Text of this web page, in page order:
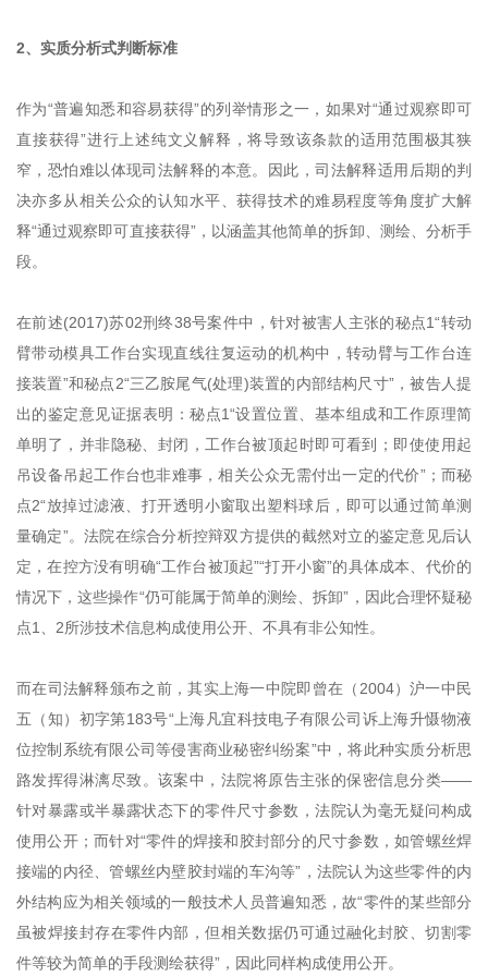
2、实质分析式判断标准
作为“普遍知悉和容易获得”的列举情形之一，如果对“通过观察即可
直接获得”进行上述纯文义解释，将导致该条款的适用范围极其狭
窄，恐怕难以体现司法解释的本意。因此，司法解释适用后期的判
决亦多从相关公众的认知水平、获得技术的难易程度等角度扩大解
释“通过观察即可直接获得”，以涵盖其他简单的拆卸、测绘、分析手
段。
在前述(2017)苏02刑终38号案件中，针对被害人主张的秘点1“转动
臂带动模具工作台实现直线往复运动的机构中，转动臂与工作台连
接装置”和秘点2“三乙胺尾气(处理)装置的内部结构尺寸”，被告人提
出的鉴定意见证据表明：秘点1“设置位置、基本组成和工作原理简
单明了，并非隐秘、封闭，工作台被顶起时即可看到；即使使用起
吊设备吊起工作台也非难事，相关公众无需付出一定的代价”；而秘
点2“放掉过滤液、打开透明小窗取出塑料球后，即可以通过简单测
量确定”。法院在综合分析控辩双方提供的截然对立的鉴定意见后认
定，在控方没有明确“工作台被顶起”“打开小窗”的具体成本、代价的
情况下，这些操作“仍可能属于简单的测绘、拆卸”，因此合理怀疑秘
点1、2所涉技术信息构成使用公开、不具有非公知性。
而在司法解释颁布之前，其实上海一中院即曾在（2004）沪一中民
五（知）初字第183号“上海凡宜科技电子有限公司诉上海升慑物液
位控制系统有限公司等侵害商业秘密纠纷案”中，将此种实质分析思
路发挥得淋漓尽致。该案中，法院将原告主张的保密信息分类——
针对暴露或半暴露状态下的零件尺寸参数，法院认为毫无疑问构成
使用公开；而针对“零件的焊接和胶封部分的尺寸参数，如管螺丝焊
接端的内径、管螺丝内壁胶封端的车沟等”，法院认为这些零件的内
外结构应为相关领域的一般技术人员普遍知悉，故“零件的某些部分
虽被焊接封存在零件内部，但相关数据仍可通过融化封胶、切割零
件等较为简单的手段测绘获得”，因此同样构成使用公开。